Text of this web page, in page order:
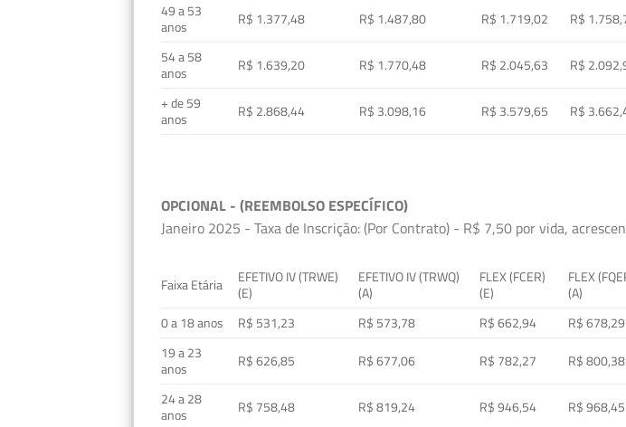
49 a 53
anos
R$ 1.377,48 R$ 1.487,80 R$ 1.719,02 R$
54 a 58
anos
R$ 1.639,20 R$ 1.770,48 R$ 2.045,63 R$
+ de 59
anos
R$ 2.868,44 R$ 3.098,16 R$ 3.579,65 R$
OPCIONAL - (REEMBOLSO ESPECÍFICO)
Janeiro 2025 - Taxa de Inscrição: (Por Contrato) - R$ 7,50 por vida,
Faixa Etária
EFETIVO IV (TRWE)
(E)
EFETIVO IV (TRWQ)
(A)
FLEX (FCER)
(E)
FLEX
(A)
0 a 18 anos
R$ 531,23 R$ 573,78 R$ 662,94 R$ 678,29
19 a 23
anos
R$ 626,85 R$ 677,06 R$ 782,27 R$ 800,38
24 a 28
anos
R$ 758,48 R$ 819,24 R$ 946,54 R$ 968,45